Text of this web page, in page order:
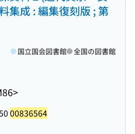
集成 : 編集復刻版 ; 第
国立国会図書館 全国の図書館
00836564